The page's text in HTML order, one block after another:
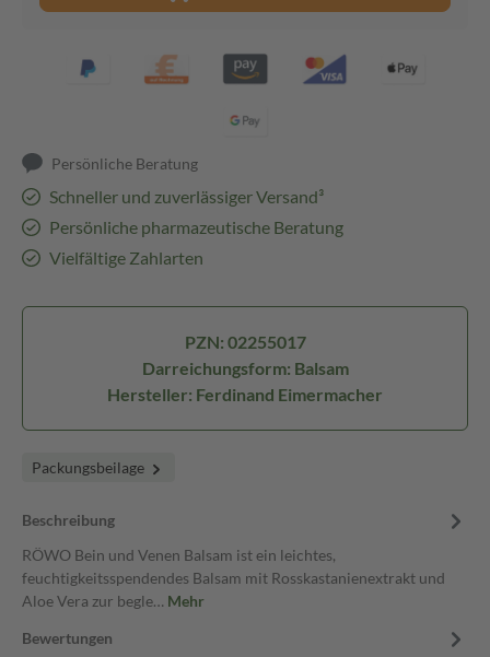
Persönliche Beratung
Schneller und zuverlässiger Versand³
Persönliche pharmazeutische Beratung
Vielfältige Zahlarten
PZN: 02255017
Darreichungsform: Balsam
Hersteller: Ferdinand Eimermacher
Packungsbeilage
Beschreibung
RÖWO Bein und Venen Balsam ist ein leichtes,
feuchtigkeitsspendendes Balsam mit Rosskastanienextrakt und
Aloe Vera zur begle… Mehr
Bewertungen